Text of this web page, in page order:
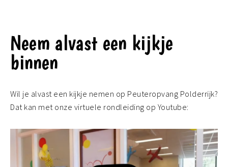
Neem alvast een kijkje
binnen
Wil je alvast een kijkje nemen op Peuteropvang Polderrijk?
Dat kan met onze virtuele rondleiding op Youtube: